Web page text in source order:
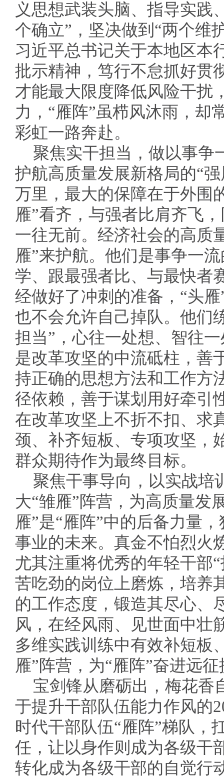
义思想武装头脑、指导实践
个确立”，坚决做到“两个维
习近平总书记关于本地区本
批示精神，笃行不怠抓好贯
才能最大限度降低风险干扰
力，“雁阵”虽栉风沐雨，却
彩虹一路奔赴。
聚焦实干担当，做以事争
护航高质量发展新格局的“
万里，最大的保障在于外围
雁”看齐，与强者比肩齐飞
一往无前。经济社会的高质
雁”来护航。他们是事争一
学、跟最强者比、与最快者
经做好了冲刺的准备，“头
也不会允许自己掉队。他们
担当”，心往一处想、智往
是改革攻坚的中流砥柱，善
持正确的思想方法和工作方
径依赖，善于谋划用好牵引
在改革攻坚上不折不扣、求
颈、补齐短板、专项攻坚，
群众期待作为最终目标。
聚焦干事导向，以实战培
大“雏雁”阵营，为高质量发
雁”是“雁阵”中的后备力量
事业的未来。真金不怕烈火
尤其注重将优秀的年轻干部
苦吃劲的岗位上磨炼，培养
的工作态度，锻造其尽心、
风，在经风雨、见世面中壮
多维实践训练中有效补短板
雁”阵营，为“雁阵”奋进远
宝剑锋从磨砺出，梅花香
于提升干部队伍能力作风的
时代干部队伍“雁阵”梯队，
任，让以身作则成为各级干
转化成为各级干部的自觉行